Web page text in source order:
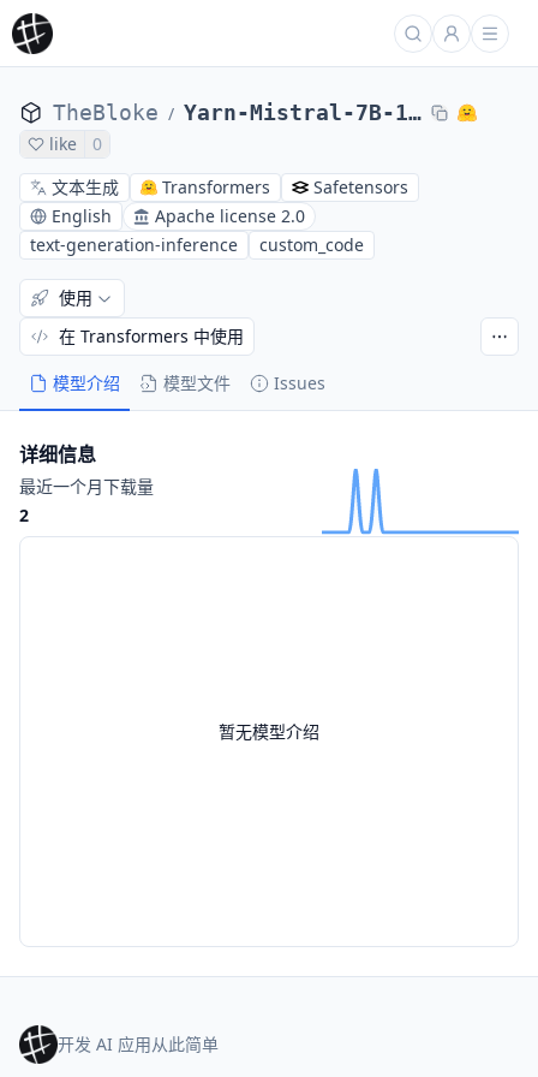
TheBloke / Yarn-Mistral-7B-128k-GPTQ
like
0
文本生成
Transformers
Safetensors
English
Apache license 2.0
text-generation-inference
custom_code
模型介绍 模型文件 Issues
使用
在 Transformers 中使用
暂无模型介绍
详细信息
最近一个月下载量
2
开发 AI 应用从此简单